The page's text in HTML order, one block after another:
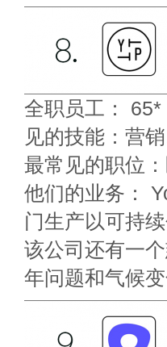
全职员工：
见的技能：营
最常见的职位
他们的业务：
门生产以可持
该公司还有一
年问题和气候变